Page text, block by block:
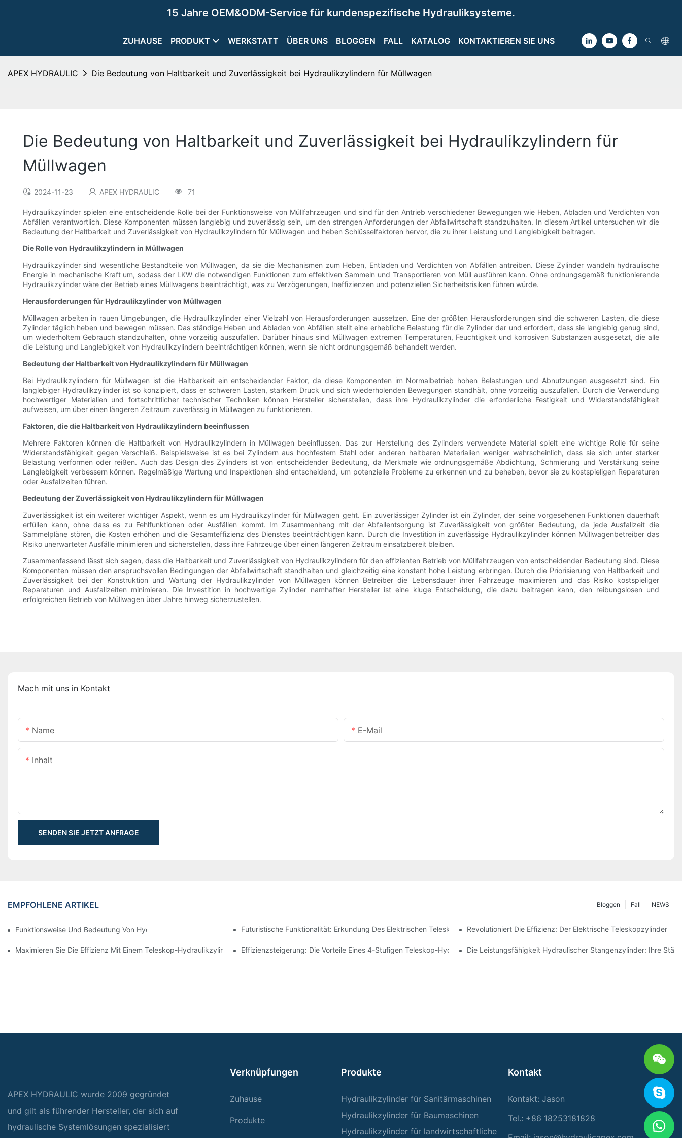
15 Jahre OEM&ODM-Service für kundenspezifische Hydrauliksysteme.
ZUHAUSE PRODUKT WERKSTATT ÜBER UNS BLOGGEN FALL KATALOG KONTAKTIEREN SIE UNS
APEX HYDRAULIC Die Bedeutung von Haltbarkeit und Zuverlässigkeit bei Hydraulikzylindern für Müllwagen
Die Bedeutung von Haltbarkeit und Zuverlässigkeit bei Hydraulikzylindern für
Müllwagen
2024-11-23 APEX HYDRAULIC 71
Hydraulikzylinder spielen eine entscheidende Rolle bei der Funktionsweise von Müllfahrzeugen und sind für den Antrieb verschiedener Bewegungen wie Heben, Abladen und Verdichten von
Abfällen verantwortlich. Diese Komponenten müssen langlebig und zuverlässig sein, um den strengen Anforderungen der Abfallwirtschaft standzuhalten. In diesem Artikel untersuchen wir die
Bedeutung der Haltbarkeit und Zuverlässigkeit von Hydraulikzylindern für Müllwagen und heben Schlüsselfaktoren hervor, die zu ihrer Leistung und Langlebigkeit beitragen.
Die Rolle von Hydraulikzylindern in Müllwagen
Hydraulikzylinder sind wesentliche Bestandteile von Müllwagen, da sie die Mechanismen zum Heben, Entladen und Verdichten von Abfällen antreiben. Diese Zylinder wandeln hydraulische
Energie in mechanische Kraft um, sodass der LKW die notwendigen Funktionen zum effektiven Sammeln und Transportieren von Müll ausführen kann. Ohne ordnungsgemäß funktionierende
Hydraulikzylinder wäre der Betrieb eines Müllwagens beeinträchtigt, was zu Verzögerungen, Ineffizienzen und potenziellen Sicherheitsrisiken führen würde.
Herausforderungen für Hydraulikzylinder von Müllwagen
Müllwagen arbeiten in rauen Umgebungen, die Hydraulikzylinder einer Vielzahl von Herausforderungen aussetzen. Eine der größten Herausforderungen sind die schweren Lasten, die diese
Zylinder täglich heben und bewegen müssen. Das ständige Heben und Abladen von Abfällen stellt eine erhebliche Belastung für die Zylinder dar und erfordert, dass sie langlebig genug sind,
um wiederholtem Gebrauch standzuhalten, ohne vorzeitig auszufallen. Darüber hinaus sind Müllwagen extremen Temperaturen, Feuchtigkeit und korrosiven Substanzen ausgesetzt, die alle
die Leistung und Langlebigkeit von Hydraulikzylindern beeinträchtigen können, wenn sie nicht ordnungsgemäß behandelt werden.
Bedeutung der Haltbarkeit von Hydraulikzylindern für Müllwagen
Bei Hydraulikzylindern für Müllwagen ist die Haltbarkeit ein entscheidender Faktor, da diese Komponenten im Normalbetrieb hohen Belastungen und Abnutzungen ausgesetzt sind. Ein
langlebiger Hydraulikzylinder ist so konzipiert, dass er schweren Lasten, starkem Druck und sich wiederholenden Bewegungen standhält, ohne vorzeitig auszufallen. Durch die Verwendung
hochwertiger Materialien und fortschrittlicher technischer Techniken können Hersteller sicherstellen, dass ihre Hydraulikzylinder die erforderliche Festigkeit und Widerstandsfähigkeit
aufweisen, um über einen längeren Zeitraum zuverlässig in Müllwagen zu funktionieren.
Faktoren, die die Haltbarkeit von Hydraulikzylindern beeinflussen
Mehrere Faktoren können die Haltbarkeit von Hydraulikzylindern in Müllwagen beeinflussen. Das zur Herstellung des Zylinders verwendete Material spielt eine wichtige Rolle für seine
Widerstandsfähigkeit gegen Verschleiß. Beispielsweise ist es bei Zylindern aus hochfestem Stahl oder anderen haltbaren Materialien weniger wahrscheinlich, dass sie sich unter starker
Belastung verformen oder reißen. Auch das Design des Zylinders ist von entscheidender Bedeutung, da Merkmale wie ordnungsgemäße Abdichtung, Schmierung und Verstärkung seine
Langlebigkeit verbessern können. Regelmäßige Wartung und Inspektionen sind entscheidend, um potenzielle Probleme zu erkennen und zu beheben, bevor sie zu kostspieligen Reparaturen
oder Ausfallzeiten führen.
Bedeutung der Zuverlässigkeit von Hydraulikzylindern für Müllwagen
Zuverlässigkeit ist ein weiterer wichtiger Aspekt, wenn es um Hydraulikzylinder für Müllwagen geht. Ein zuverlässiger Zylinder ist ein Zylinder, der seine vorgesehenen Funktionen dauerhaft
erfüllen kann, ohne dass es zu Fehlfunktionen oder Ausfällen kommt. Im Zusammenhang mit der Abfallentsorgung ist Zuverlässigkeit von größter Bedeutung, da jede Ausfallzeit die
Sammelpläne stören, die Kosten erhöhen und die Gesamteffizienz des Dienstes beeinträchtigen kann. Durch die Investition in zuverlässige Hydraulikzylinder können Müllwagenbetreiber das
Risiko unerwarteter Ausfälle minimieren und sicherstellen, dass ihre Fahrzeuge über einen längeren Zeitraum einsatzbereit bleiben.
Zusammenfassend lässt sich sagen, dass die Haltbarkeit und Zuverlässigkeit von Hydraulikzylindern für den effizienten Betrieb von Müllfahrzeugen von entscheidender Bedeutung sind. Diese
Komponenten müssen den anspruchsvollen Bedingungen der Abfallwirtschaft standhalten und gleichzeitig eine konstant hohe Leistung erbringen. Durch die Priorisierung von Haltbarkeit und
Zuverlässigkeit bei der Konstruktion und Wartung der Hydraulikzylinder von Müllwagen können Betreiber die Lebensdauer ihrer Fahrzeuge maximieren und das Risiko kostspieliger
Reparaturen und Ausfallzeiten minimieren. Die Investition in hochwertige Zylinder namhafter Hersteller ist eine kluge Entscheidung, die dazu beitragen kann, den reibungslosen und
erfolgreichen Betrieb von Müllwagen über Jahre hinweg sicherzustellen.
Mach mit uns in Kontakt
Name E-Mail
Inhalt
SENDEN SIE JETZT ANFRAGE
EMPFOHLENE ARTIKEL NEWS
Fall
Bloggen
Funktionsweise Und Bedeutung Von Hydraulikzylindern Mit Spurstange VerstehenFuturistische Funktionalität: Erkundung Des Elektrischen TeleskopzylindersRevolutioniert Die Effizienz: Der Elektrische Teleskopzylinder
Maximieren Sie Die Effizienz Mit Einem Teleskop-Hydraulikzylinder Für Ihren MuldenkipperEffizienzsteigerung: Die Vorteile Eines 4-Stufigen Teleskop-HydraulikzylindersDie Leistungsfähigkeit Hydraulischer Stangenzylinder: Ihre
APEX HYDRAULIC wurde 2009 gegründet
und gilt als führender Hersteller, der sich auf
hydraulische Systemlösungen spezialisiert
Verknüpfungen
Zuhause
Produkte
Produkte
Hydraulikzylinder für Sanitärmaschinen
Hydraulikzylinder für Baumaschinen
Hydraulikzylinder für landwirtschaftliche
Kontakt
Kontakt: Jason
Tel.: +86 18253181828